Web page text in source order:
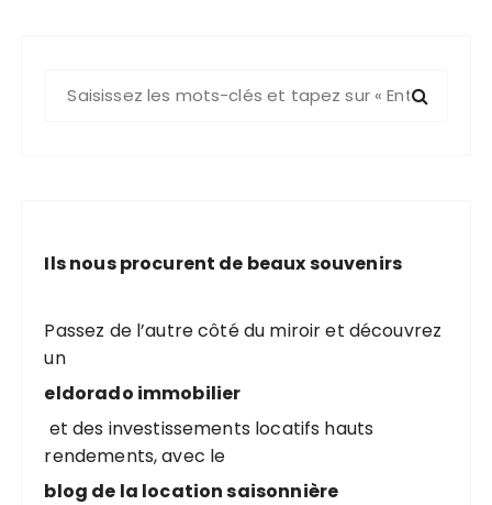
h
p
o
u
:
Ils nous procurent de beaux souvenirs
Passez de l’autre côté du miroir et découvrez
un
eldorado immobilier
et des investissements locatifs hauts
rendements, avec le
blog de la location saisonnière